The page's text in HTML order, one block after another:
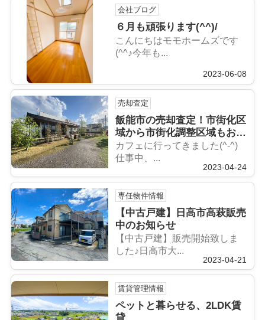
会社ブログ
６月も頑張ります(^^)/
こんにちはモモホームズです
(^^♪今年も...
2023-06-08
売却査定
飯能市の売却査定！市街化区
域から市街化調整区域もお任
せください
カフェに行ってきました(^-^)
仕事中、...
2023-04-24
専任物件情報
【中古戸建】日高市高萩販売
中のお知らせ
【中古戸建】販売開始致しま
した♪日高市大...
2023-04-21
賃貸管理情報
ペットと暮らせる、2LDK賃